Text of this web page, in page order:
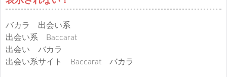
バカラ 出会い系
出会い系 Baccarat
出会い バカラ
出会い系サイト Baccarat バカラ